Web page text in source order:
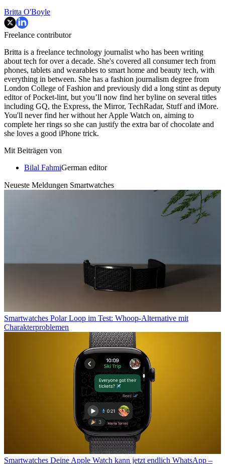
Britta O'Boyle
Freelance contributor
Britta is a freelance technology journalist who has been writing
about tech for over a decade. She's covered all consumer tech from
phones, tablets and wearables to smart home and beauty tech, with
everything in between. She has a fashion journalism degree from
London College of Fashion and previously did a long stint as deputy
editor of Pocket-lint, but you’ll now find her byline on several titles
including GQ, the Express, the Mirror, TechRadar, Stuff and iMore.
You'll never find her without her Apple Watch on, aiming to
complete her rings so she can justify the extra bar of chocolate and
she loves a good iPhone trick.
Mit Beiträgen von
Bilal FahmiGerman editor
Neueste Meldungen Smartwatches
Smartwatches Polar Loop im Test: Whoop-Alternative mit
Charakterproblemen
Smartwatches Deine Apple Watch kann jetzt endlich WhatsApp –